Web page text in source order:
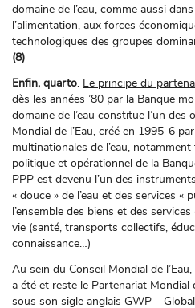
domaine de l’eau, comme aussi
l’alimentation, aux forces
technologiques des groupes
(8)
Enfin, quarto Le principe du
dès les années ’80 par la Banque
domaine de l’eau constitue l’un
Mondial de l’Eau, créé en 1995-6
multinationales de l’eau, notamment
politique et opérationnel de la
PPP est devenu l’un des
« douce » de l’eau et des services «
l’ensemble des biens et des
vie (santé, transports collectifs,
connaissance…)
Au sein du Conseil Mondial de
a été et reste le Partenariat Mondial
sous son sigle anglais GWP –